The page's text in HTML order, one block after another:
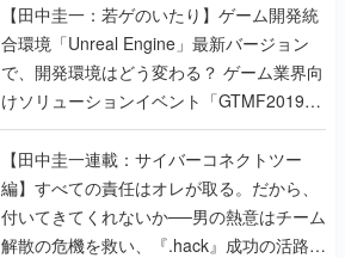
【田中圭一：若ゲのいたり】ゲーム開発統
合環境「Unreal Engine」最新バージョン
で、開発環境はどう変わる？ ゲーム業界向
けソリューションイベント「GTMF2019」
に行って、より理解を深めよう【PR】
【田中圭一連載：サイバーコネクトツー
編】すべての責任はオレが取る。だから、
付いてきてくれないか──男の熱意はチーム
解散の危機を救い、『.hack』成功の活路を